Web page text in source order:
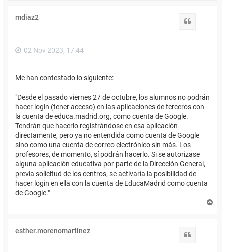
mdiaz2
02 Nov 2023, 17:44
Me han contestado lo siguiente:
"Desde el pasado viernes 27 de octubre, los alumnos no podrán
hacer login (tener acceso) en las aplicaciones de terceros con
la cuenta de educa.madrid.org, como cuenta de Google.
Tendrán que hacerlo registrándose en esa aplicación
directamente, pero ya no entendida como cuenta de Google
sino como una cuenta de correo electrónico sin más. Los
profesores, de momento, sí podrán hacerlo. Si se autorizase
alguna aplicación educativa por parte de la Dirección General,
previa solicitud de los centros, se activaría la posibilidad de
hacer login en ella con la cuenta de EducaMadrid como cuenta
de Google."
esther.morenomartinez